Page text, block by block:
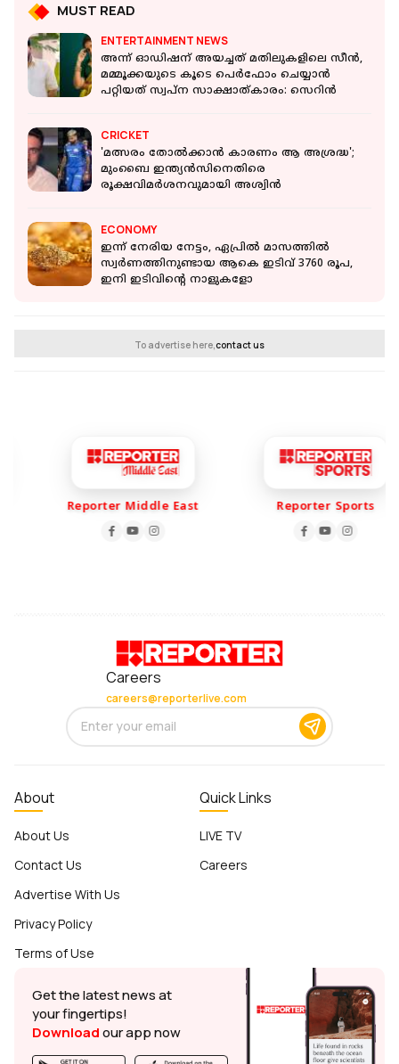
MUST READ
ENTERTAINMENT NEWS
അന്ന് ഓഡിഷന് അയച്ചത് മതിലുകളിലെ സീൻ,
മമ്മൂക്കയുടെ കൂടെ പെർഫോം ചെയ്യാൻ
പറ്റിയത് സ്വപ്ന സാക്ഷാത്കാരം: സെറിൻ
CRICKET
'മത്സരം തോൽക്കാൻ കാരണം ആ അശ്രദ്ധ';
മുംബൈ ഇന്ത്യൻസിനെതിരെ
രൂക്ഷവിമർശനവുമായി അശ്വിൻ
ECONOMY
ഇന്ന് നേരിയ നേട്ടം, ഏപ്രിൽ മാസത്തിൽ
സ്വർണത്തിനുണ്ടായ ആകെ ഇടിവ് 3760 രൂപ,
ഇനി ഇടിവിന്റെ നാളുകളോ
To advertise here,contact us
Reporter Middle East Reporter Sports
Careers
careers@reporterlive.com
About
About Us
Contact Us
Advertise With Us
Privacy Policy
Terms of Use
Quick Links
LIVE TV
Careers
Get the latest news at
your fingertips!
Downloadour app now